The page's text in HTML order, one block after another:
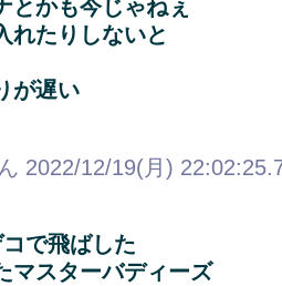
とかも今じゃねぇ
れたりしないと
が遅い
2022/12/19(月)
で飛ばした
マスターバディーズ